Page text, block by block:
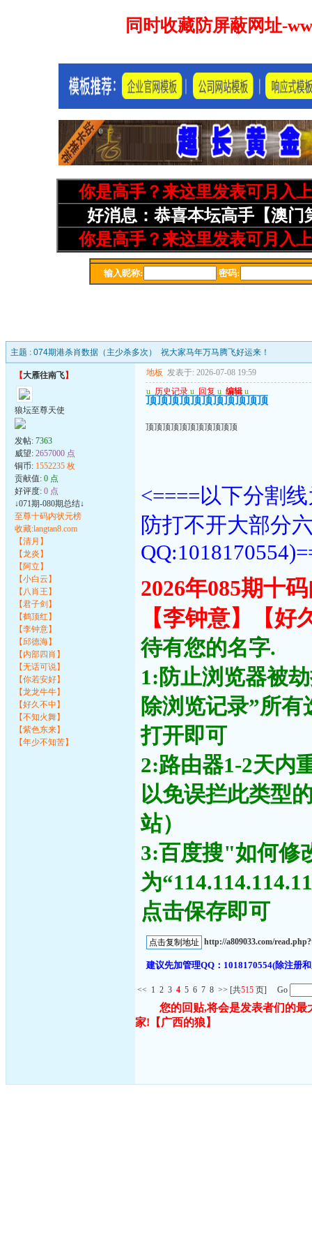
主题 : 074期港杀肖数据（主少杀多次） 祝大家马年万马腾飞好运来！
【大雁往南飞】
狼坛至尊天使
发帖: 7363
威望: 2657000 点
铜币: 1552235 枚
贡献值: 0 点
好评度: 0 点
↓071期-080期总结↓
至尊十码内状元榜
收藏:langtan8.com
【清月】
【龙炎】
【阿立】
【小白云】
【八肖王】
【君子剑】
【鹤顶红】
【李钟意】
【邱德海】
【内部四肖】
【无话可说】
【你若安好】
【龙龙牛牛】
【好久不中】
【不知火舞】
【紫色东来】
【年少不知苦】
地板 发表于: 2026-07-08 19:59
u 历史记录 u 回复 u 编辑 u
顶顶顶顶顶顶顶顶顶顶顶
顶顶顶顶顶顶顶顶顶顶顶
<====以下分割
防打不开大部分
2026年085期十
【李钟意】【
待有您的名字.
1:防止浏览器被
除浏览记录”所
打开即可
2:路由器1-2天内
以免误拦此类型
站）
3:百度搜"如何修
为
点击保存即可
http://a809033.com/
建议先加管理QQ：1018170554(除注册
<< 1 2 3 4 5 6 7 8 >> [共515 页] Go
您的回贴,将会是发表者们的
家! 【广西的狼】